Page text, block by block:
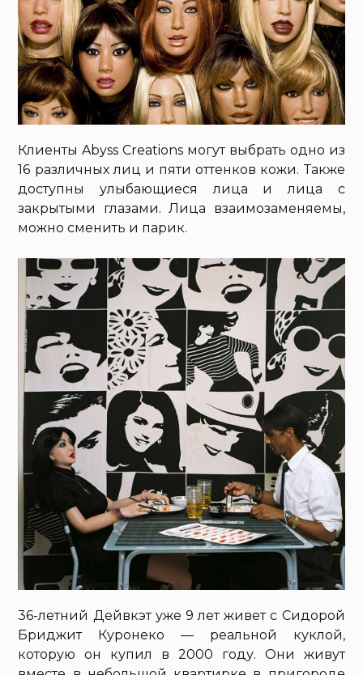
Клиенты Abyss Creations могут выбрать одно из
16 различных лиц и пяти оттенков кожи. Также
доступны улыбающиеся лица и лица с
закрытыми глазами. Лица взаимозаменяемы,
можно сменить и парик.
36-летний Дейвкэт уже 9 лет живет с Сидорой
Бриджит Куронеко — реальной куклой,
которую он купил в 2000 году. Они живут